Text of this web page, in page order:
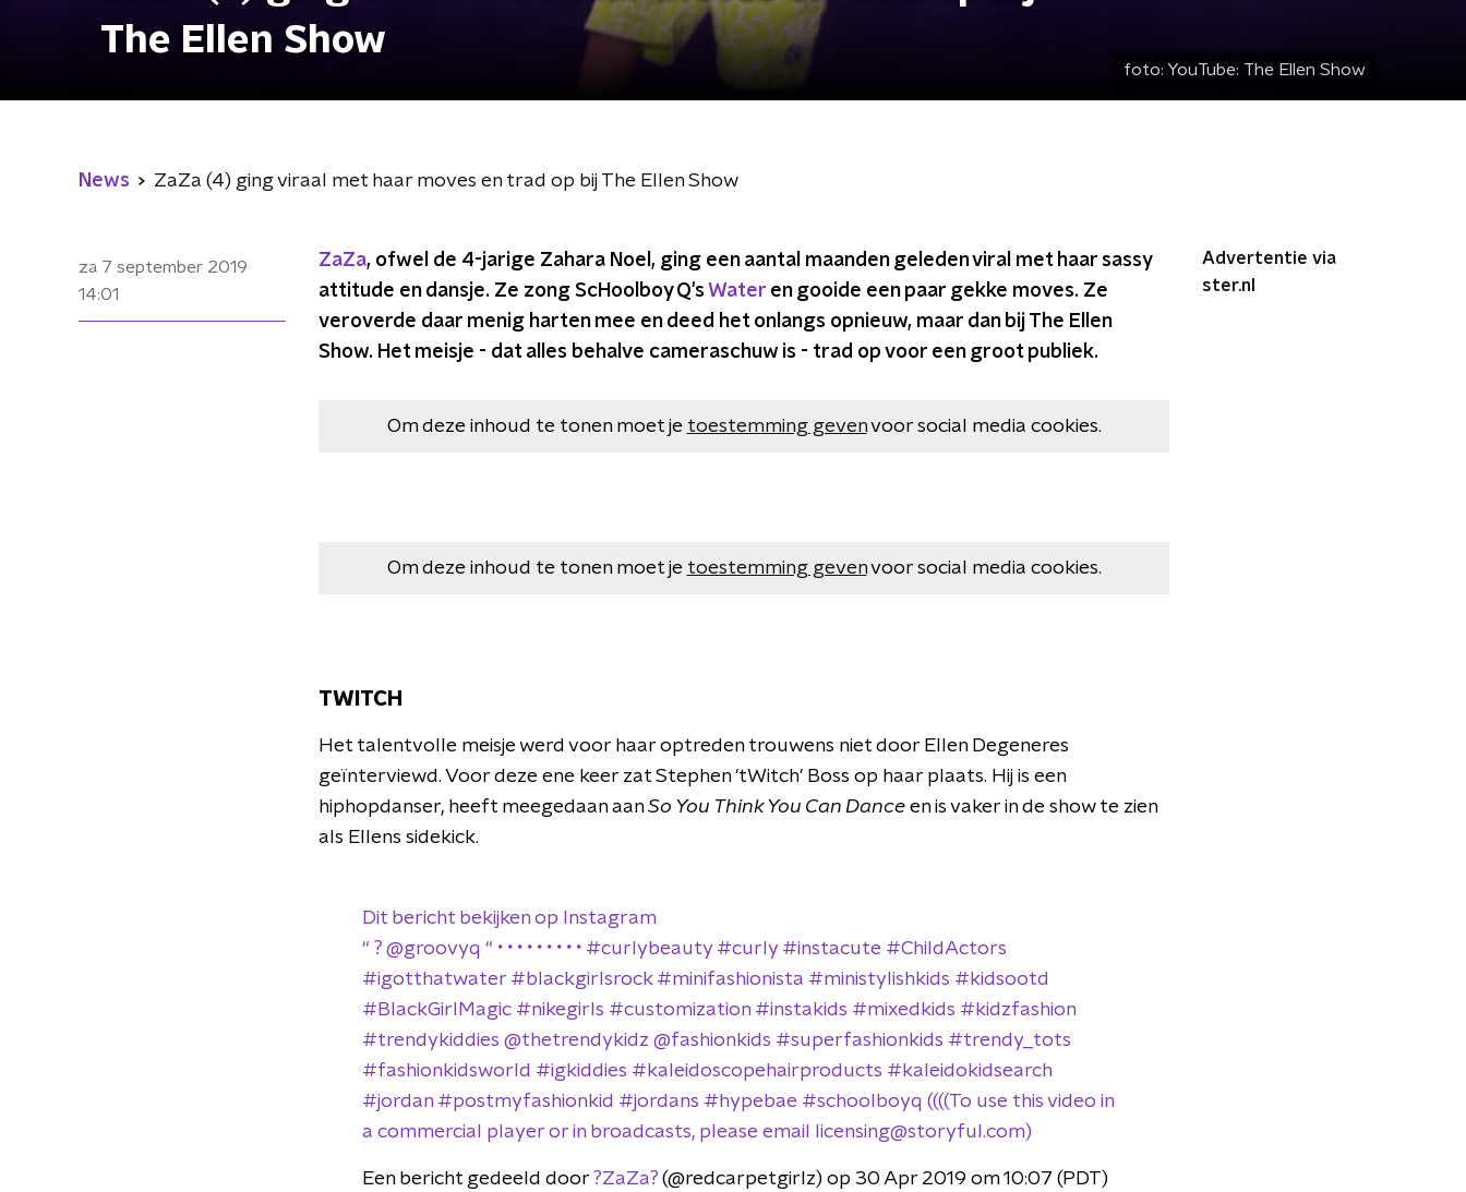
The Ellen Show
foto: YouTube: The Ellen Show
News ZaZa (4) ging viraal met haar moves en trad op bij The Ellen Show
za 7 september 2019
14:01
ZaZa, ofwel de 4-jarige Zahara Noel, ging een aantal maanden geleden viral met haar sassy
attitude en dansje. Ze zong ScHoolboy Q's Water en gooide een paar gekke moves. Ze
veroverde daar menig harten mee en deed het onlangs opnieuw, maar dan bij The Ellen
Show. Het meisje - dat alles behalve cameraschuw is - trad op voor een groot publiek.
Om deze inhoud te tonen moet je toestemming gevenvoor social media cookies.
Om deze inhoud te tonen moet je toestemming gevenvoor social media cookies.
TWITCH
Het talentvolle meisje werd voor haar optreden trouwens niet door Ellen Degeneres
geïnterviewd. Voor deze ene keer zat Stephen 'tWitch' Boss op haar plaats. Hij is een
hiphopdanser, heeft meegedaan aanSo You Think You Can Dance en is vaker in de show te zien
als Ellens sidekick.
Dit bericht bekijken op Instagram
“ ? @groovyq “ • • • • • • • • • #curlybeauty #curly #instacute #ChildActors
#igotthatwater #blackgirlsrock #minifashionista #ministylishkids #kidsootd
#BlackGirlMagic #nikegirls #customization #instakids #mixedkids #kidzfashion
#trendykiddies @thetrendykidz @fashionkids #superfashionkids #trendy_tots
#fashionkidsworld #igkiddies #kaleidoscopehairproducts #kaleidokidsearch
#jordan #postmyfashionkid #jordans #hypebae #schoolboyq ((((To use this video in
a commercial player or in broadcasts, please email licensing@storyful.com)
Een bericht gedeeld door?ZaZa? (@redcarpetgirlz) op 30 Apr 2019 om 10:07 (PDT)
Advertentie via
ster.nl